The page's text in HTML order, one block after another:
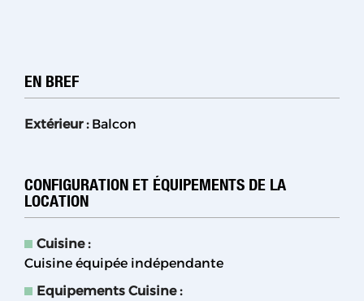
EN BREF
Extérieur: Balcon
CONFIGURATION ET ÉQUIPEMENTS DE LA
LOCATION
Cuisine:
Cuisine équipée indépendante
Equipements Cuisine: